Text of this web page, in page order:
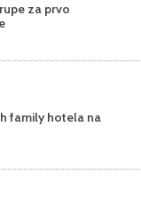
za prvo
family hotela na